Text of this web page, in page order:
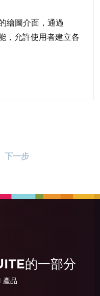
繪圖介面，通過
，允許使用者建立各
下一步
的一部分
產品